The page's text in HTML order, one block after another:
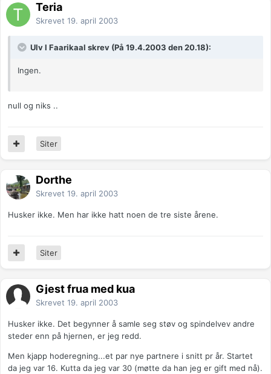
Teria
Skrevet 19. april 2003
Ulv I Faarikaal skrev (På 19.4.2003 den 20.18):
Ingen.
null og niks ..
Siter
Dorthe
Skrevet 19. april 2003
Husker ikke. Men har ikke hatt noen de tre siste årene.
Siter
Gjest frua med kua
Skrevet 19. april 2003
Husker ikke. Det begynner å samle seg støv og spindelvev andre
steder enn på hjernen, er jeg redd.
Men kjapp hoderegning...et par nye partnere i snitt pr år. Startet
da jeg var 16. Kutta da jeg var 30 (møtte da han jeg er gift med nå).